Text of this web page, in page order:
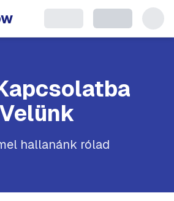
Velünk
hallanánk rólad